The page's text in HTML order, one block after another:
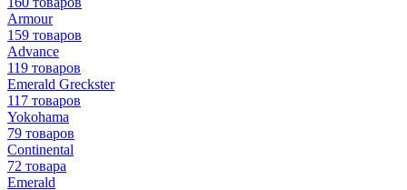
Armour
159 товаров
Advance
119 товаров
Emerald Greckster
117 товаров
Yokohama
79 товаров
Continental
72 товара
Emerald